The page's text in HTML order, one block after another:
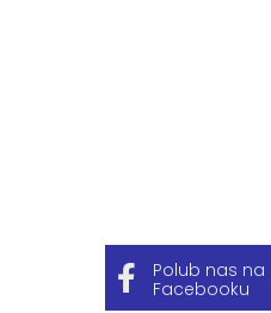
Polub nas na
Facebooku